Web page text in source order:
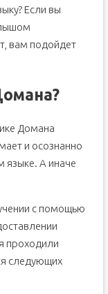
Если вы
вам подойдет
Домана
и осознанно
языке. А иначе
с помощью
проходили
следующих